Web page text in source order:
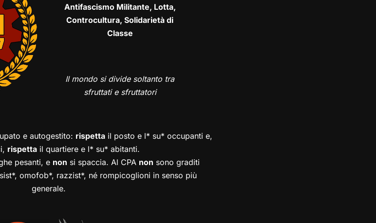
Antifascismo Militante, Lotta,
Controcultura, Solidarietà di
Classe
Il mondo si divide soltanto tra
sfruttati e sfruttatori
e autogestito: rispettail posto e l* su* occupanti e,
rispetta il quartiere e l* su* abitanti.
pesanti, e non si spaccia. Al CPA non sono graditi
omofob*, razzist*, né rompicoglioni in senso più
generale.